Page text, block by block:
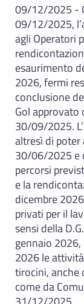
09/12/2025 -
09/12/2025,
agli Operatori
esaurimento
2026, fermi
conclusione
Gol approvato
30/09/2025.
altresì di poter
30/06/2025 e
percorsi
e la
dicembre
privati per il
sensi della
gennaio
2026 le
tirocini, anche
come da